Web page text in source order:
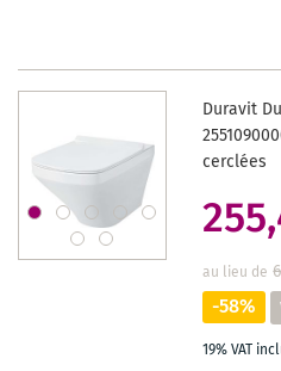
Duravit
cerclées
au lieu de
-58%
19% VAT